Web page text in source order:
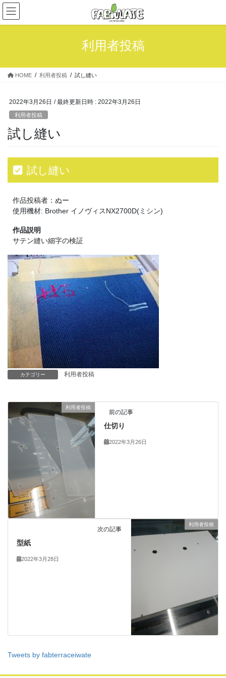
コ
ン
テ
ス
ナ
ビ
ゲ
ン
利用者投稿
HOME 利用者投稿 試し縫い
2022年3月26日 / 最終更新日時 : 2022年3月26日
利用者投稿
試し縫い
試し縫い
作品投稿者：ぬー
使用機材: Brother イノヴィスNX2700D(ミシン)
作品説明
サテン縫い細字の検証
カテゴリー 利用者投稿
利用者投稿
前の記事
仕切り
2022年3月26日
利用者投稿
次の記事
型紙
2022年3月28日
Tweets by fabterraceiwate